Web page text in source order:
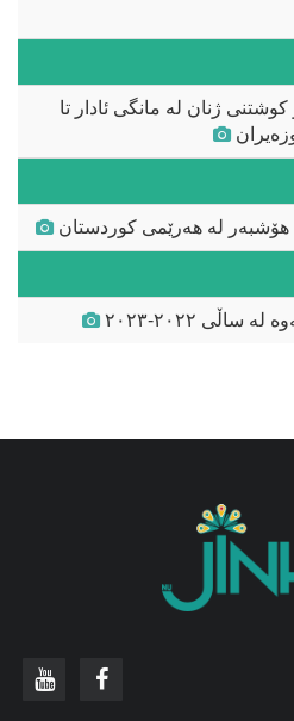
ژنان لە مانگی ئادار تا
هۆشبەر لە هەرێمی کوردستان
ساڵی ٢٠٢٢-٢٠٢٣